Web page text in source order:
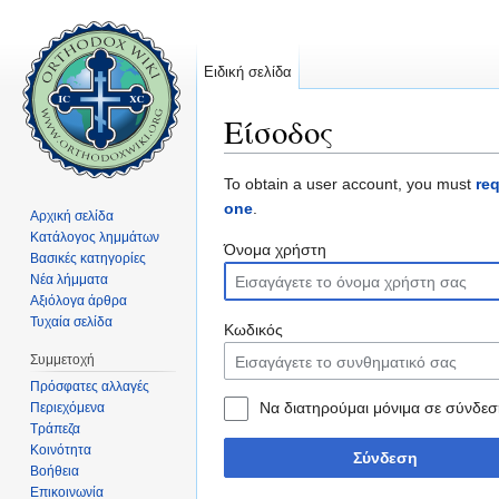
Είσοδος
To obtain a user account, you must
one.
Όνομα χρήστη
Κωδικός
Να διατηρούμαι μόνιμα σε
Σύνδεση
Ειδική σελίδα
Αρχική σελίδα
Κατάλογος λημμάτων
Βασικές κατηγορίες
Νέα λήμματα
Αξιόλογα άρθρα
Τυχαία σελίδα
Συμμετοχή
Πρόσφατες αλλαγές
Περιεχόμενα
Τράπεζα
Κοινότητα
Βοήθεια
Επικοινωνία